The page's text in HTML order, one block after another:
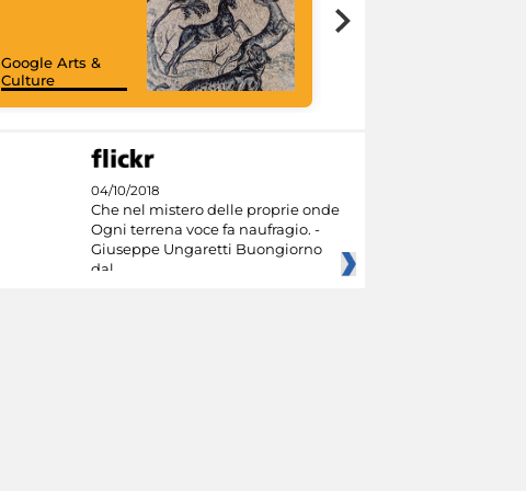
Google Arts &
Culture
04/10/2018
Che nel mistero delle proprie onde
Ogni terrena voce fa naufragio. -
Giuseppe Ungaretti Buongiorno
dal